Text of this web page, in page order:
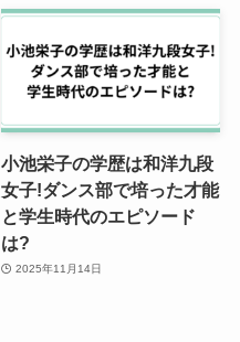
小池栄子の学歴は和洋九段
女子!ダンス部で培った才能
と学生時代のエピソード
は?
2025年11月14日